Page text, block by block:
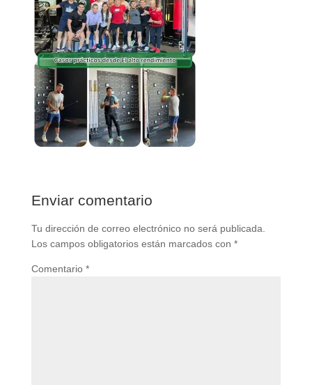
Enviar comentario
Tu dirección de correo electrónico no será publicada.
Los campos obligatorios están marcados con *
Comentario *